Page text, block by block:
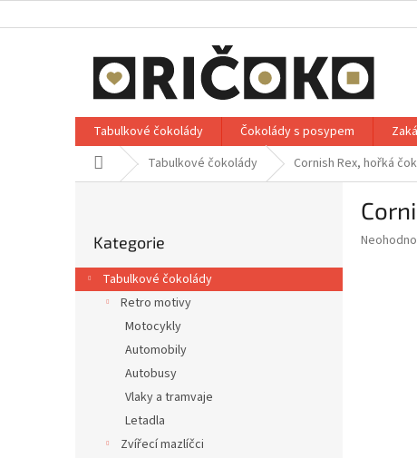
na
Tabulkové čokolády Čokolády s posypem
Domů Tabulkové čokolády Cornish Rex, hořká
r
a
kategorie
Kategorie
Tabulkové čokolády
Retro motivy
Motocykly
Automobily
Autobusy
Vlaky a tramvaje
Letadla
Zvířecí mazlíčci
Průměrné